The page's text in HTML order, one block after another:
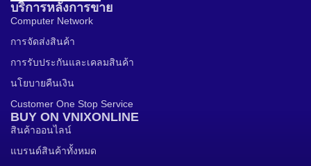
บริการหลังการขาย
Computer Network
การจัดส่งสินค้า
การรับประกันและเคลมสินค้า
นโยบายคืนเงิน
Customer One Stop Service
BUY ON VNIXONLINE
สินค้าออนไลน์
แบรนด์สินค้าทั้งหมด